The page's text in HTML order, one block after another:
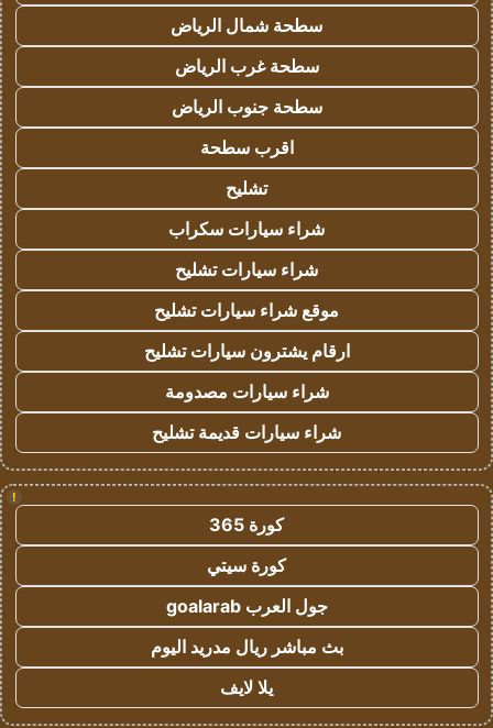
سطحة شمال الرياض
سطحة غرب الرياض
سطحة جنوب الرياض
اقرب سطحة
تشليح
شراء سيارات سكراب
شراء سيارات تشليح
موقع شراء سيارات تشليح
ارقام يشترون سيارات تشليح
شراء سيارات مصدومة
شراء سيارات قديمة تشليح
!
كورة 365
كورة سيتي
جول العرب goalarab
بث مباشر ريال مدريد اليوم
يلا لايف